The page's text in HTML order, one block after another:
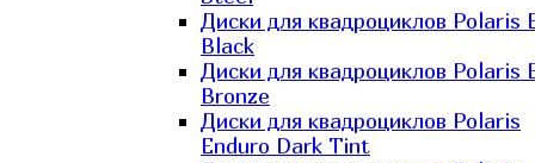
Диски для квадроциклов Polaris
Black
Диски для квадроциклов Polaris
Bronze
Диски для квадроциклов Polaris
Enduro Dark Tint